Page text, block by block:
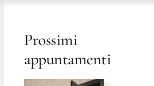
Prossimi
appuntamenti